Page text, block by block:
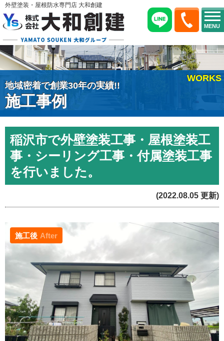
MENU
外壁塗装・屋根防水専門店 大和創建
地域密着で創業30年の実績!!
施工事例
WORKS
稲沢市で外壁塗装工事・屋根塗装工
事・シーリング工事・付属塗装工事
を行いました。
(2022.08.05 更新)
施工後 After